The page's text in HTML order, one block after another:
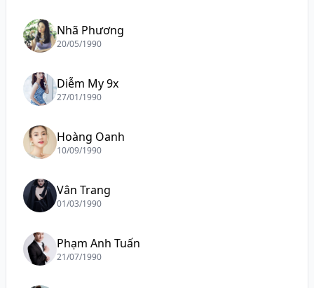
Nhã Phương
20/05/1990
Diễm My 9x
27/01/1990
Hoàng Oanh
10/09/1990
Vân Trang
01/03/1990
Phạm Anh Tuấn
21/07/1990